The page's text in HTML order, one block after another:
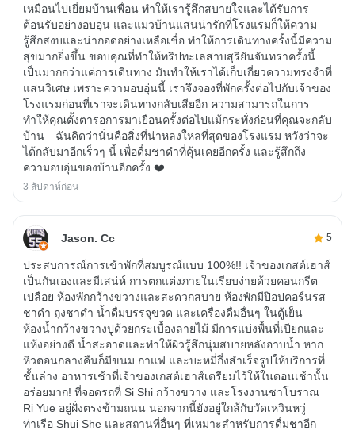
เหมือนไปเยี่ยมบ้านเพื่อน ทำให้เรารู้สึกสบายใจและได้รับการ
ต้อนรับอย่างอบอุ่น และแมวบ้านแสนน่ารักที่โรงแรมก็ให้ความ
รู้สึกสงบและน่ากอดอย่างเหลือเชื่อ ทำให้การเดินทางครั้งนี้มีความ
สุขมากยิ่งขึ้น ขอบคุณที่ทำให้ทริปทะเลสาบสุริยันจันทราครั้งนี้
เป็นมากกว่าแค่การเดินทาง มันทำให้เราได้เก็บเกี่ยวความทรงจำที่
แสนวิเศษ เพราะความอบอุ่นนี้ เราจึงจองที่พักครั้งต่อไปกับเจ้าของ
โรงแรมก่อนที่เราจะเดินทางกลับเสียอีก ความสามารถในการ
ทำให้คุณตั้งตารอการมาเยือนครั้งต่อไปแม้กระทั่งก่อนที่คุณจะกลับ
บ้าน—ฉันคิดว่านั่นคือสิ่งที่น่าหลงใหลที่สุดของโรงแรม หวังว่าจะ
ได้กลับมาอีกเร็วๆ นี้ เพื่อดื่มชาดำที่คุ้นเคยอีกครั้ง และรู้สึกถึง
ความอบอุ่นของบ้านอีกครั้ง ❤️
3 สัปดาห์ก่อน
Jason. Cc 5
ประสบการณ์การเข้าพักที่สมบูรณ์แบบ 100%!! เจ้าของเกสต์เฮาส์
เป็นกันเองและมีเสน่ห์ การตกแต่งภายในเรียบง่ายด้วยคอนกรีต
เปลือย ห้องพักกว้างขวางและสะดวกสบาย ห้องพักมีป๊อปคอร์นรส
ชาดำ ถุงชาดำ น้ำดื่มบรรจุขวด และเครื่องดื่มอื่นๆ ในตู้เย็น
ห้องน้ำกว้างขวางปูด้วยกระเบื้องลายไม้ มีการแบ่งพื้นที่เปียกและ
แห้งอย่างดี น้ำสะอาดและทำให้ผิวรู้สึกนุ่มสบายหลังอาบน้ำ หาก
หิวตอนกลางคืนก็มีขนม กาแฟ และบะหมี่กึ่งสำเร็จรูปให้บริการที่
ชั้นล่าง อาหารเช้าที่เจ้าของเกสต์เฮาส์เตรียมไว้ให้ในตอนเช้านั้น
อร่อยมาก! ที่จอดรถที่ Si Shi กว้างขวาง และโรงงานชาโบราณ
Ri Yue อยู่ฝั่งตรงข้ามถนน นอกจากนี้ยังอยู่ใกล้กับวัดเหวินหวู่
ท่าเรือ Shui She และสถานที่อื่นๆ ที่เหมาะสำหรับการดื่มชาอีก